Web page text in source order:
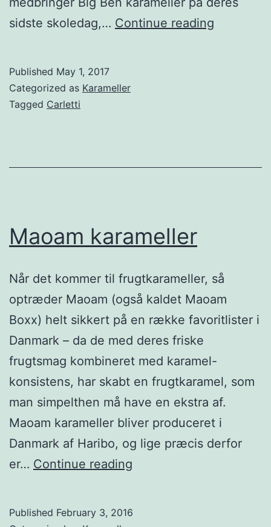
sidste skoledag,… Continue reading
Published May 1, 2017
Categorized as Karameller
Tagged Carletti
Maoam karameller
Når det kommer til frugtkarameller, så
optræder Maoam (også kaldet Maoam
Boxx) helt sikkert på en række favoritlister i
Danmark – da de med deres friske
frugtsmag kombineret med karamel-
konsistens, har skabt en frugtkaramel, som
man simpelthen må have en ekstra af.
Maoam karameller bliver produceret i
Danmark af Haribo, og lige præcis derfor
er… Continue reading
Published February 3, 2016